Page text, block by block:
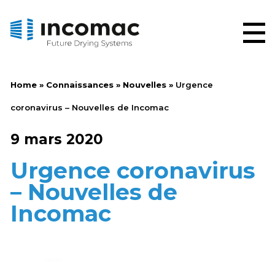
Home» Connaissances» Nouvelles» Urgence
coronavirus – Nouvelles de Incomac
9 mars 2020
Urgence coronavirus
– Nouvelles de
Incomac